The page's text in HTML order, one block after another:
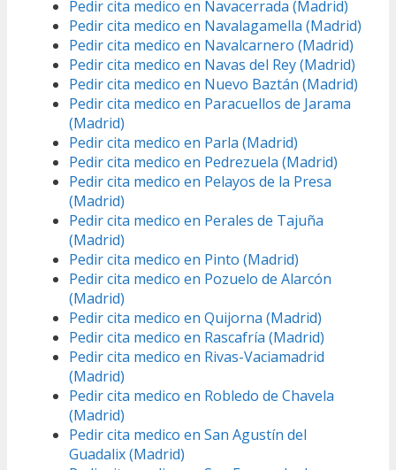
Pedir cita medico en Navacerrada (Madrid)
Pedir cita medico en Navalagamella (Madrid)
Pedir cita medico en Navalcarnero (Madrid)
Pedir cita medico en Navas del Rey (Madrid)
Pedir cita medico en Nuevo Baztán (Madrid)
Pedir cita medico en Paracuellos de Jarama
(Madrid)
Pedir cita medico en Parla (Madrid)
Pedir cita medico en Pedrezuela (Madrid)
Pedir cita medico en Pelayos de la Presa
(Madrid)
Pedir cita medico en Perales de Tajuña
(Madrid)
Pedir cita medico en Pinto (Madrid)
Pedir cita medico en Pozuelo de Alarcón
(Madrid)
Pedir cita medico en Quijorna (Madrid)
Pedir cita medico en Rascafría (Madrid)
Pedir cita medico en Rivas-Vaciamadrid
(Madrid)
Pedir cita medico en Robledo de Chavela
(Madrid)
Pedir cita medico en San Agustín del
Guadalix (Madrid)